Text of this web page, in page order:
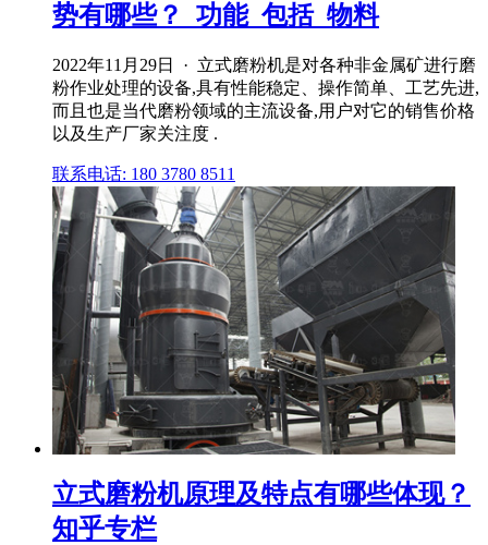
势有哪些？_功能_包括_物料
2022年11月29日 · 立式磨粉机是对各种非金属矿进行磨
粉作业处理的设备,具有性能稳定、操作简单、工艺先进,
而且也是当代磨粉领域的主流设备,用户对它的销售价格
以及生产厂家关注度 .
联系电话: 180 3780 8511
立式磨粉机原理及特点有哪些体现？
知乎专栏